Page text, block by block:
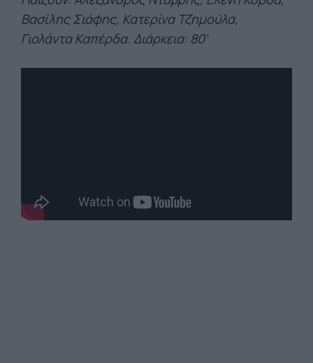
Βασίλης Σιάφης, Κατερίνα Τζημούλα,
Γιολάντα Καπέρδα. Διάρκεια: 80'